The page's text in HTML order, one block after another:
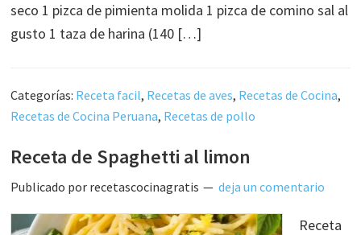
seco 1 pizca de pimienta molida 1 pizca de comino sal al
gusto 1 taza de harina (140 […]
Categorías: Receta facil, Recetas de aves, Recetas de Cocina,
Recetas de Cocina Peruana, Recetas de pollo
Receta de Spaghetti al limon
Publicado por recetascocinagratis deja un comentario
Receta